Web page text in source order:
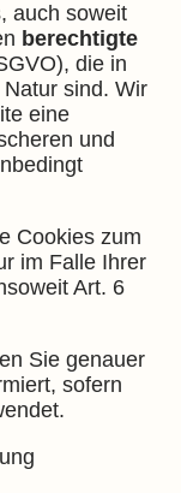
auch soweit
berechtigte
die in
sind. Wir
eine
und
Cookies zum
im Falle Ihrer
Art. 6
Sie genauer
sofern